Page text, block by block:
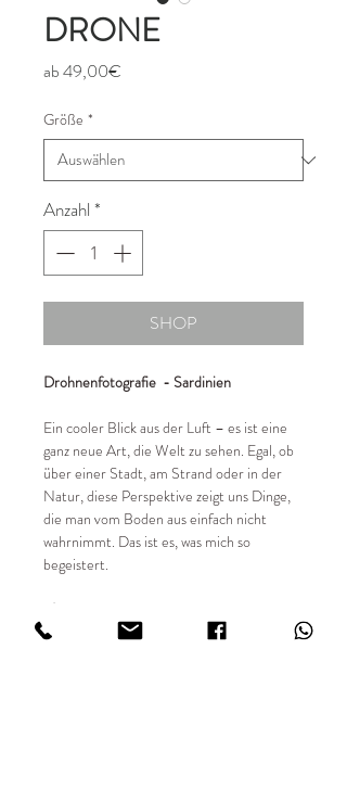
DRONE
ab49,00€
Größe *
Anzahl *
SHOP
Drohnenfotografie - Sardinien
Ein cooler Blick aus der Luft – es ist eine
ganz neue Art, die Welt zu sehen. Egal, ob
über einer Stadt, am Strand oder in der
Natur, diese Perspektive zeigt uns Dinge,
die man vom Boden aus einfach nicht
wahrnimmt. Das ist es, was mich so
begeistert.
📸 Details:
✔ Entstehungsjahr 2023 - heute